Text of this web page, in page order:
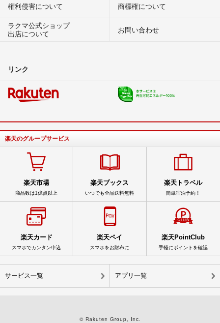
権利侵害について
商標権について
ラクマ公式ショップ
出店について
お問い合わせ
リンク
楽天のグループサービス
楽天市場
商品数は1億点以上
楽天ブックス
いつでも全品送料無料
楽天トラベル
簡単宿泊予約！
楽天カード
スマホでカンタン申込
楽天ペイ
スマホをお財布に
楽天PointClub
手軽にポイントを確認
サービス一覧 アプリ一覧
© Rakuten Group, Inc.